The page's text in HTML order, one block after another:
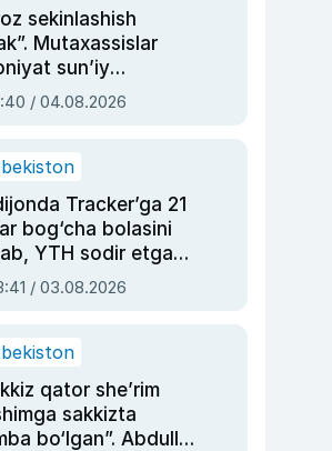
sekinlashish
Mutaxassislar
sun’iy
boshqara
qolishidan xavotir
/ 04.08.2026
Tracker’ga 21
bog‘cha bolasini
YTH sodir etgan
sud hukmi o‘qildi
/ 03.08.2026
qator she’rim
sakkizta
bo‘lgan”. Abdulla